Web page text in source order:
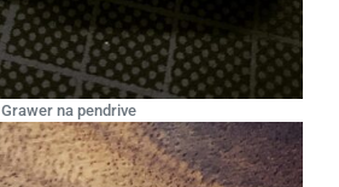
Grawer na pendrive